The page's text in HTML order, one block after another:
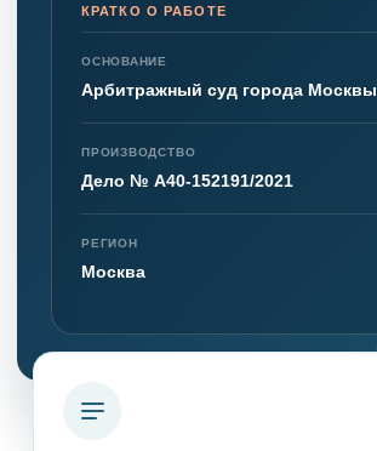
КРАТКО О РАБОТЕ
ОСНОВАНИЕ
Арбитражный суд города Москвы
ПРОИЗВОДСТВО
Дело № А40-152191/2021
РЕГИОН
Москва